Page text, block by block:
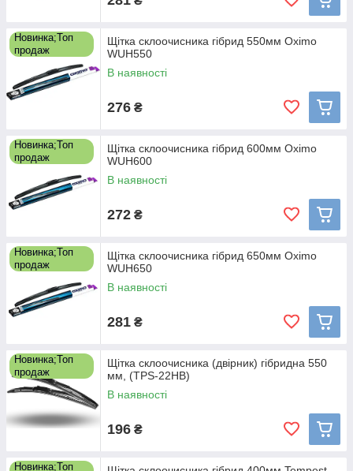
Новинка;Топ
продаж
Щітка склоочисника гібрид 550мм Oximo
WUH550
В наявності
276 ₴
Новинка;Топ
продаж
Щітка склоочисника гібрид 600мм Oximo
WUH600
В наявності
272 ₴
Новинка;Топ
продаж
Щітка склоочисника гібрид 650мм Oximo
WUH650
В наявності
281 ₴
Новинка;Топ
продаж
Щітка склоочисника (двірник) гібридна 550
мм, (TPS-22HB)
В наявності
196 ₴
Новинка;Топ